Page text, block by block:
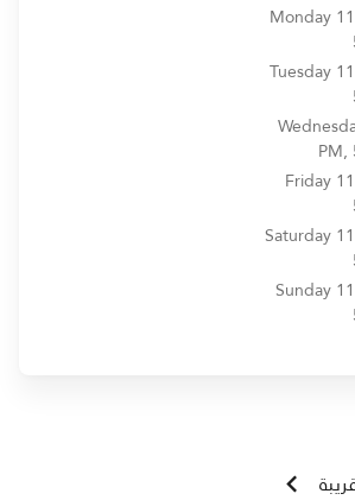
Monday
Tuesday
PM,
Friday
Saturday
Sunday